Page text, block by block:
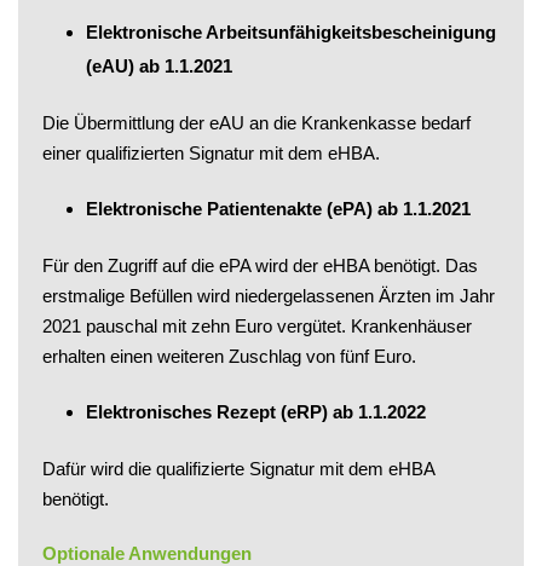
Elektronische Arbeitsunfähigkeitsbescheinigung
(eAU) ab 1.1.2021
Die Übermittlung der eAU an die Krankenkasse bedarf
einer qualifizierten Signatur mit dem eHBA.
Elektronische Patientenakte (ePA) ab 1.1.2021
Für den Zugriff auf die ePA wird der eHBA benötigt. Das
erstmalige Befüllen wird niedergelassenen Ärzten im Jahr
2021 pauschal mit zehn Euro vergütet. Krankenhäuser
erhalten einen weiteren Zuschlag von fünf Euro.
Elektronisches Rezept (eRP) ab 1.1.2022
Dafür wird die qualifizierte Signatur mit dem eHBA
benötigt.
Optionale Anwendungen